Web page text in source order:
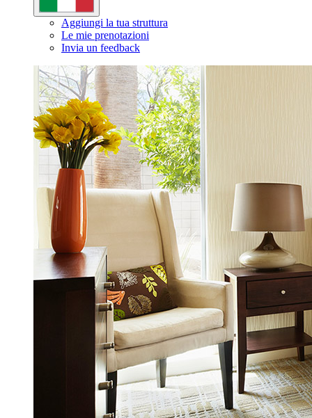
Aggiungi la tua struttura
Le mie prenotazioni
Invia un feedback